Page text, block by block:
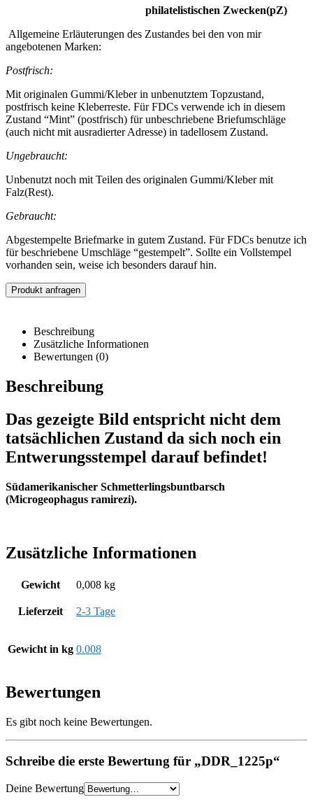
philatelistischen Zwecken(pZ)
Allgemeine Erläuterungen des Zustandes bei den von mir
angebotenen Marken:
Postfrisch:
Mit originalen Gummi/Kleber in unbenutztem Topzustand,
postfrisch keine Kleberreste. Für FDCs verwende ich in diesem
Zustand “Mint” (postfrisch) für unbeschriebene Briefumschläge
(auch nicht mit ausradierter Adresse) in tadellosem Zustand.
Ungebraucht:
Unbenutzt noch mit Teilen des originalen Gummi/Kleber mit
Falz(Rest).
Gebraucht:
Abgestempelte Briefmarke in gutem Zustand. Für FDCs benutze ich
für beschriebene Umschläge “gestempelt”. Sollte ein Vollstempel
vorhanden sein, weise ich besonders darauf hin.
Produkt anfragen
Beschreibung
Zusätzliche Informationen
Bewertungen (0)
Beschreibung
Das gezeigte Bild entspricht nicht dem
tatsächlichen Zustand da sich noch ein
Entwerungsstempel darauf befindet!
Südamerikanischer Schmetterlingsbuntbarsch
(Microgeophagus ramirezi).
Zusätzliche Informationen
Gewicht 0,008 kg
Lieferzeit 2-3 Tage
Gewicht in kg 0.008
Bewertungen
Es gibt noch keine Bewertungen.
Schreibe die erste Bewertung für „DDR_1225p“
Deine Bewertung